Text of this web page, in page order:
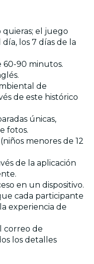
quieras; el juego
los 7 días de la
60-90 minutos.
de
de este histórico
únicas,
fotos.
menores de 12
de la aplicación
en un dispositivo.
cada participante
experiencia de
correo de
los detalles